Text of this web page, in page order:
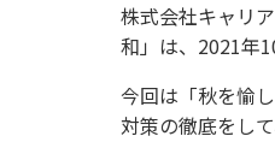
株式会社キャリ
和」は、2021年
今回は「秋を愉
対策の徹底をし